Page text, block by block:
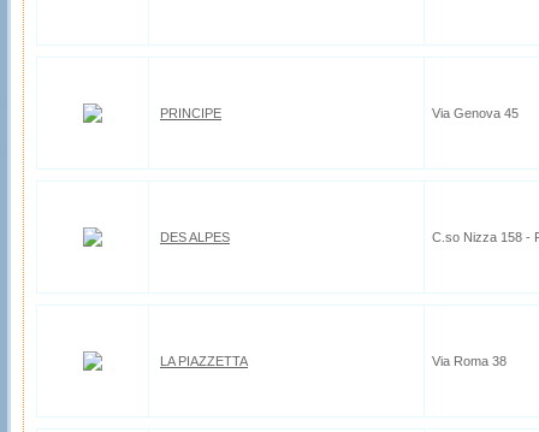
PRINCIPE Via Genova 45
DES ALPES C.so Nizza 158 -
LA PIAZZETTA Via Roma 38